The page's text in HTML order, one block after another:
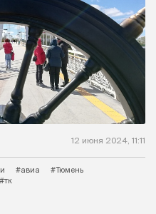
12 июня 2024, 11:11
#авиа
#Тюмень
#тк